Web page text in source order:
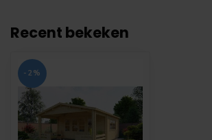
Recent bekeken
-2%